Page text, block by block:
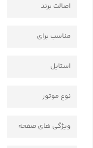
اصالت برند
مناسب برای
استایل
نوع موتور
ویژگی های صفحه